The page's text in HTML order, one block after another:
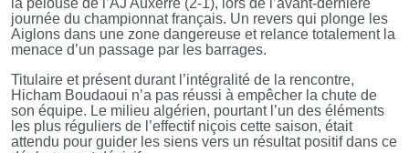
la pelouse de l’AJ Auxerre (2-1), lors de l’avant-dernière
journée du championnat français. Un revers qui plonge les
Aiglons dans une zone dangereuse et relance totalement la
menace d’un passage par les barrages.
Titulaire et présent durant l’intégralité de la rencontre,
Hicham Boudaoui n’a pas réussi à empêcher la chute de
son équipe. Le milieu algérien, pourtant l’un des éléments
les plus réguliers de l’effectif niçois cette saison, était
attendu pour guider les siens vers un résultat positif dans ce